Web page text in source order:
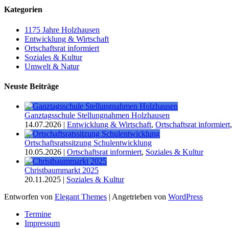
Kategorien
1175 Jahre Holzhausen
Entwicklung & Wirtschaft
Ortschaftsrat informiert
Soziales & Kultur
Umwelt & Natur
Neuste Beiträge
Ganztagsschule Stellungnahmen Holzhausen
14.07.2026 | Entwicklung & Wirtschaft, Ortschaftsrat informiert,
Ortschaftsratssitzung Schulentwicklung
10.05.2026 | Ortschaftsrat informiert, Soziales & Kultur
Christbaummarkt 2025
20.11.2025 | Soziales & Kultur
Entworfen von Elegant Themes | Angetrieben von WordPress
Termine
Impressum